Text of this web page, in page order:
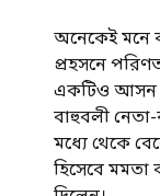
অনেকেই মনে
প্রহসনে
একটিও আসন
বাহুবলী নেতা-
মধ্যে থেকে
হিসেবে মমতা